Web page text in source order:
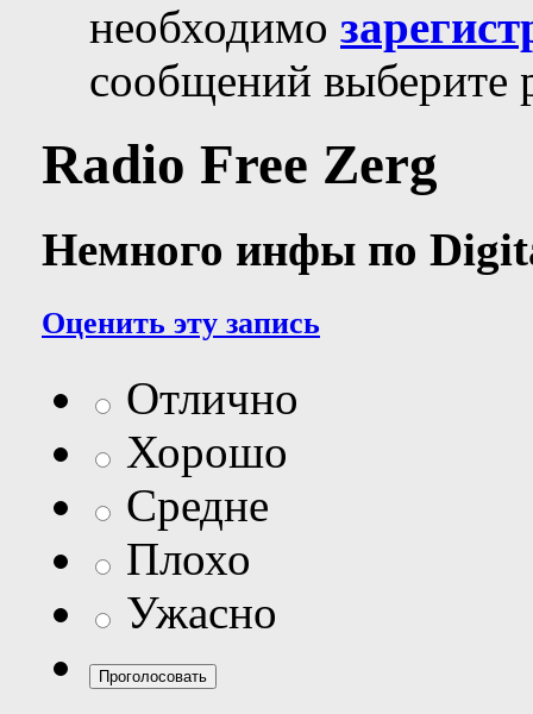
необходимо
сообщений выберите
Radio Free Zerg
Немного инфы по
Оценить эту запись
Отлично
Хорошо
Средне
Плохо
Ужасно